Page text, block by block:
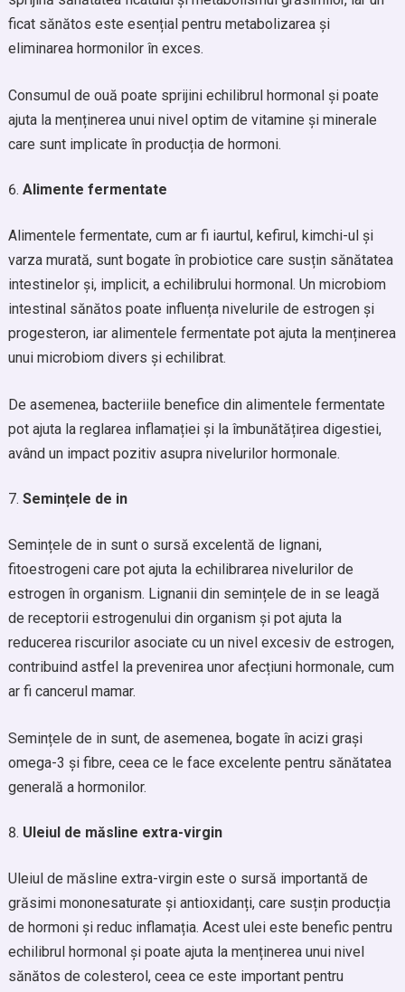
ficat sănătos este esențial pentru metabolizarea și
eliminarea hormonilor în exces.
Consumul de ouă poate sprijini echilibrul hormonal și poate
ajuta la menținerea unui nivel optim de vitamine și minerale
care sunt implicate în producția de hormoni.
Alimente fermentate
Alimentele fermentate, cum ar fi iaurtul, kefirul, kimchi-ul și
varza murată, sunt bogate în probiotice care susțin sănătatea
intestinelor și, implicit, a echilibrului hormonal. Un microbiom
intestinal sănătos poate influența nivelurile de estrogen și
progesteron, iar alimentele fermentate pot ajuta la menținerea
unui microbiom divers și echilibrat.
De asemenea, bacteriile benefice din alimentele fermentate
pot ajuta la reglarea inflamației și la îmbunătățirea digestiei,
având un impact pozitiv asupra nivelurilor hormonale.
Semințele de in
Semințele de in sunt o sursă excelentă de lignani,
fitoestrogeni care pot ajuta la echilibrarea nivelurilor de
estrogen în organism. Lignanii din semințele de in se leagă
de receptorii estrogenului din organism și pot ajuta la
reducerea riscurilor asociate cu un nivel excesiv de estrogen,
contribuind astfel la prevenirea unor afecțiuni hormonale, cum
ar fi cancerul mamar.
Semințele de in sunt, de asemenea, bogate în acizi grași
omega-3 și fibre, ceea ce le face excelente pentru sănătatea
generală a hormonilor.
Uleiul de măsline extra-virgin
Uleiul de măsline extra-virgin este o sursă importantă de
grăsimi mononesaturate și antioxidanți, care susțin producția
de hormoni și reduc inflamația. Acest ulei este benefic pentru
echilibrul hormonal și poate ajuta la menținerea unui nivel
sănătos de colesterol, ceea ce este important pentru